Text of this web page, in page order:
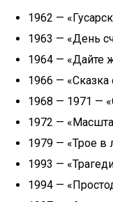
1962 —
1963 — «День
1964 — «Дайте
1966 — «Сказка
1968 — 1971 —
1972 —
1979 — «Трое в
1993 —
1994 —